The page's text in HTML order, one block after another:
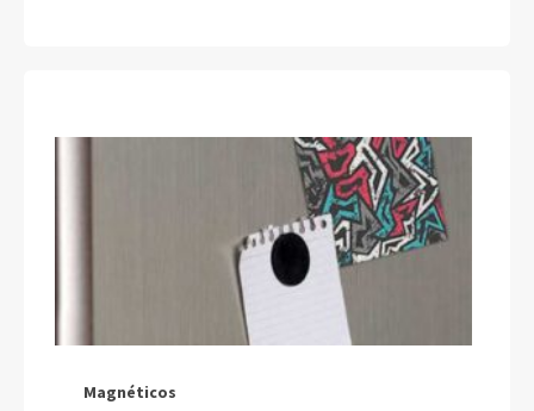
Magnéticos